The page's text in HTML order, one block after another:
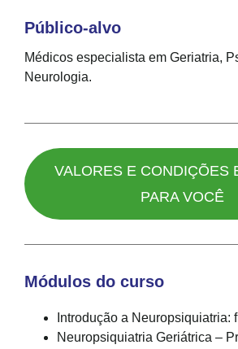
Público-alvo
Médicos especialista em Geriatria,
Neurologia.
VALORES E CONDIÇÕES
PARA VOCÊ
Módulos do curso
Introdução a Neuropsiquiatria:
Neuropsiquiatria Geriátrica –